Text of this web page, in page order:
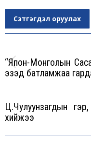
Сэтгэгдэл оруулах
navigation
“Япон-Монголын
эзэд батламжаа
Ц.Чулуунзагдын
хийжээ